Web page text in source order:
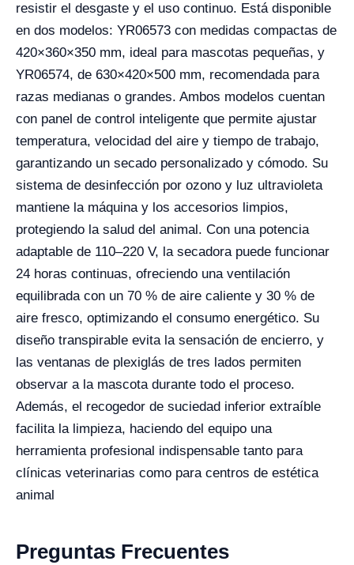
resistir el desgaste y el uso continuo. Está disponible
en dos modelos: YR06573 con medidas compactas de
420×360×350 mm, ideal para mascotas pequeñas, y
YR06574, de 630×420×500 mm, recomendada para
razas medianas o grandes. Ambos modelos cuentan
con panel de control inteligente que permite ajustar
temperatura, velocidad del aire y tiempo de trabajo,
garantizando un secado personalizado y cómodo. Su
sistema de desinfección por ozono y luz ultravioleta
mantiene la máquina y los accesorios limpios,
protegiendo la salud del animal. Con una potencia
adaptable de 110–220 V, la secadora puede funcionar
24 horas continuas, ofreciendo una ventilación
equilibrada con un 70 % de aire caliente y 30 % de
aire fresco, optimizando el consumo energético. Su
diseño transpirable evita la sensación de encierro, y
las ventanas de plexiglás de tres lados permiten
observar a la mascota durante todo el proceso.
Además, el recogedor de suciedad inferior extraíble
facilita la limpieza, haciendo del equipo una
herramienta profesional indispensable tanto para
clínicas veterinarias como para centros de estética
animal
Preguntas Frecuentes